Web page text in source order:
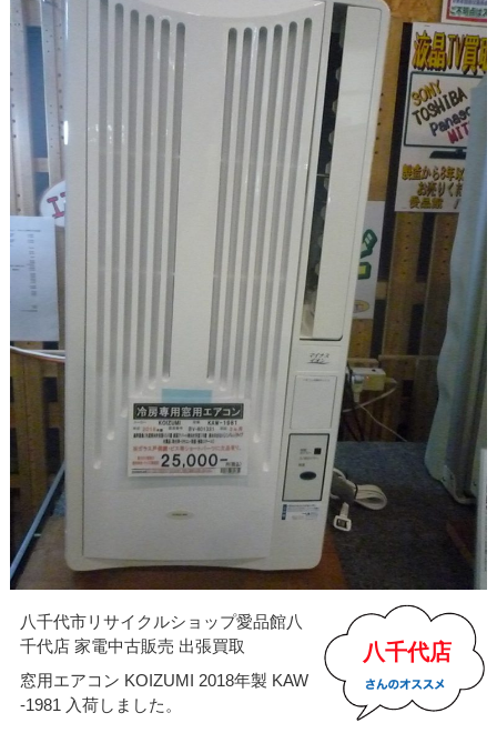
八千代店
八千代市リサイクルショップ愛品館八
千代店 家電中古販売 出張買取
窓用エアコン KOIZUMI 2018年製 KAW
-1981 入荷しました。